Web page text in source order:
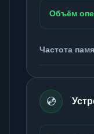
Объём
Частота
💿